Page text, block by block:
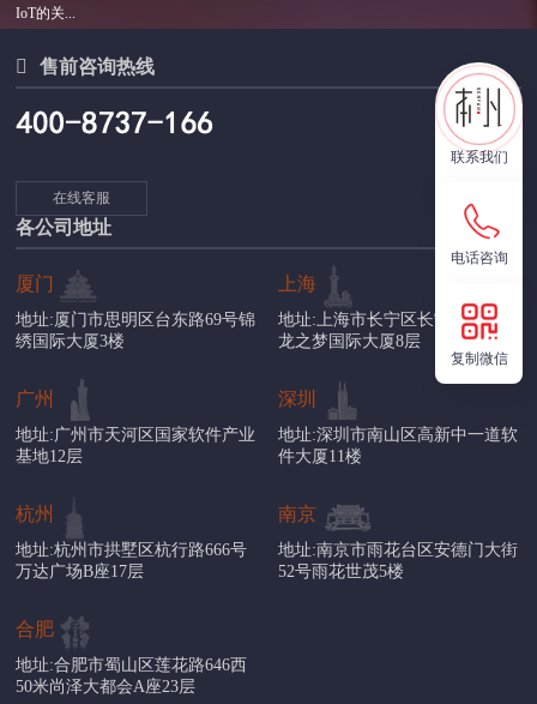
联系我们
电话咨询
复制微信
IoT的关...
 售前咨询热线
在线客服
各公司地址
厦门
地址:厦门市思明区台东路69号锦
绣国际大厦3楼
上海
地址:上海市长宁区长宁路1018号
龙之梦国际大厦8层
广州
地址:广州市天河区国家软件产业
基地12层
深圳
地址:深圳市南山区高新中一道软
件大厦11楼
杭州
地址:杭州市拱墅区杭行路666号
万达广场B座17层
南京
地址:南京市雨花台区安德门大街
52号雨花世茂5楼
合肥
地址:合肥市蜀山区莲花路646西
50米尚泽大都会A座23层